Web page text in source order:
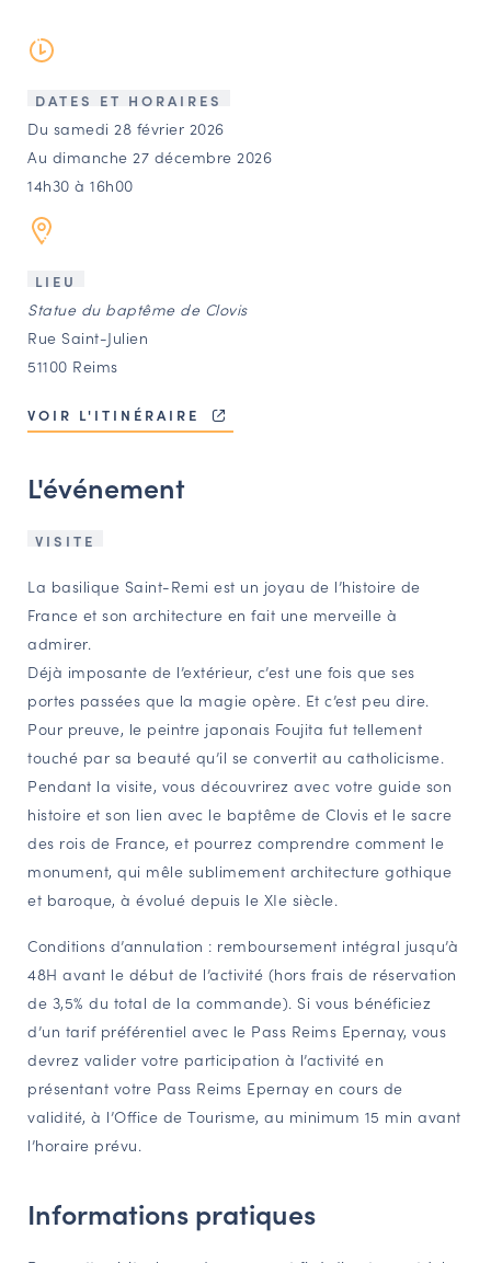
Agenda
Annuaire
Ressources
OFFRES D’EMPLOI ET DE STAGE
BOURSE D’ÉCHANGE
OUTILS EN LIGNE
PORTAIL CULTURE
Comité d'Histoire Régionale
Service Inventaire et Patrimoines de la Région Grand Est
VOUS ÊTES…
Amateurs d’histoire et de patrimoine
Responsables de structures
Étudiants & chercheurs
DATES ET HORAIRES
Du samedi 28 février 2026
Au dimanche 27 décembre 2026
14h30 à 16h00
LIEU
Statue du baptême de Clovis
Rue Saint-Julien
51100 Reims
VOIR L'ITINÉRAIRE
L'événement
VISITE
La basilique Saint-Remi est un joyau de l’histoire de
France et son architecture en fait une merveille à
admirer.
Déjà imposante de l’extérieur, c’est une fois que ses
portes passées que la magie opère. Et c’est peu dire.
Pour preuve, le peintre japonais Foujita fut tellement
touché par sa beauté qu’il se convertit au catholicisme.
Pendant la visite, vous découvrirez avec votre guide son
histoire et son lien avec le baptême de Clovis et le sacre
des rois de France, et pourrez comprendre comment le
monument, qui mêle sublimement architecture gothique
et baroque, à évolué depuis le XIe siècle.
Conditions d’annulation : remboursement intégral jusqu’à
48H avant le début de l’activité (hors frais de réservation
de 3,5% du total de la commande). Si vous bénéficiez
d’un tarif préférentiel avec le Pass Reims Epernay, vous
devrez valider votre participation à l’activité en
présentant votre Pass Reims Epernay en cours de
validité, à l’Office de Tourisme, au minimum 15 min avant
l’horaire prévu.
Informations pratiques